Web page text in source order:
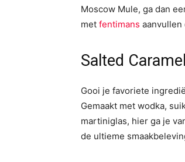
Moscow Mule, ga dan
met fentimans aanvullen
Salted
Gooi je favoriete
Gemaakt met wodka,
martiniglas, hier ga je
de ultieme